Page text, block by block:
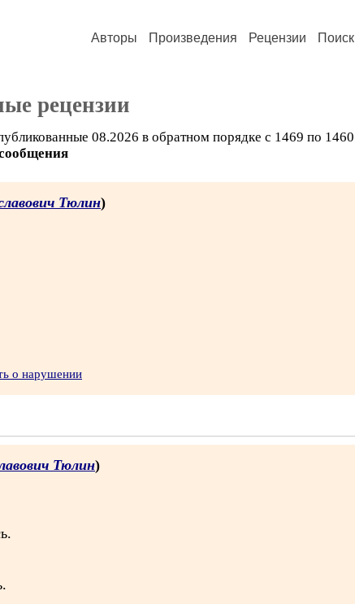
Авторы Произведения Рецензии Поиск
рецензии
08.2026 в обратном порядке с 1469 по 1460
Тюлин)
о нарушении
Тюлин)